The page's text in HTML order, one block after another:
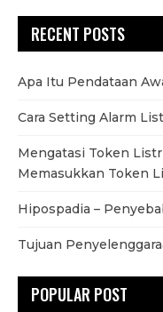
RECENT POSTS
Apa Itu Pendataan
Cara Setting Alarm
Mengatasi Token
Memasukkan Token
Hipospadia –
Tujuan
POPULAR POST